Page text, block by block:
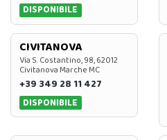
DISPONIBILE
CIVITANOVA
Via S. Costantino, 98, 62012
Civitanova Marche MC
+39 349 28 11 427
DISPONIBILE